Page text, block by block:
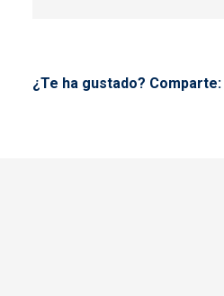
¿Te ha gustado? Comparte: